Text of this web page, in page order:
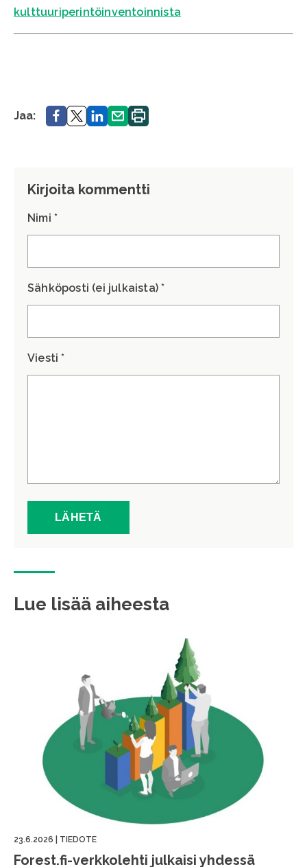
kulttuuriperintöinventoinnista
Jaa: Jaa. Jaa.Jaa. Jaa. Tulosta
sivu.
Kirjoita kommentti
Nimi *
Sähköposti (ei julkaista) *
Viesti *
Lue lisää aiheesta
23.6.2026 TIEDOTE
Forest.fi-verkkolehti julkaisi yhdessä